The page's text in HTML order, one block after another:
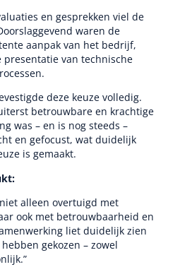
en gesprekken viel de
waren de
aanpak van het bedrijf,
van technische
deze keuze volledig.
betrouwbare en krachtige
was – en is nog steeds –
en gefocust, wat duidelijk
is gemaakt.
alleen overtuigd met
ook met betrouwbaarheid en
liet duidelijk zien
gekozen – zowel